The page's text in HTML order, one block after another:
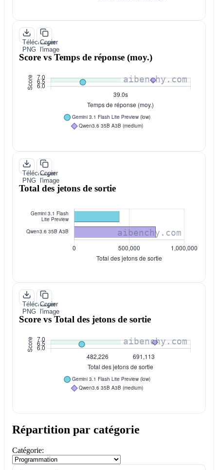
Télécharger
PNG
Copier
l'image
Score vs Temps de réponse (moy.)
Télécharger
PNG
Copier
l'image
Total des jetons de sortie
Télécharger
PNG
Copier
l'image
Score vs Total des jetons de sortie
Répartition par catégorie
Catégorie: